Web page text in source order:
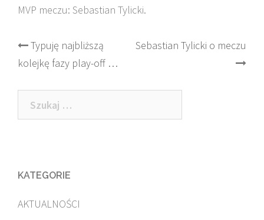
MVP meczu: Sebastian Tylicki.
Post
navigation
Typuję najbliższą
kolejkę fazy play-off …
Sebastian Tylicki o meczu
Szukaj:
KATEGORIE
AKTUALNOŚCI